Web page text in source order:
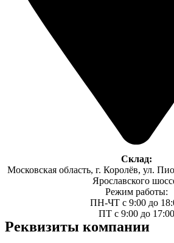
Склад:
Московская область, г. Королёв, ул.
Ярославского
Режим работы:
ПН-ЧТ с 9:00 до
ПТ с 9:00 до 17:00
Реквизиты компании